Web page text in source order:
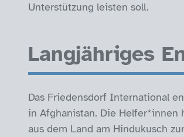
Unterstützung leisten soll.
Langjähriges
Das Friedensdorf International
in Afghanistan. Die Helfer*innen
aus dem Land am Hindukusch